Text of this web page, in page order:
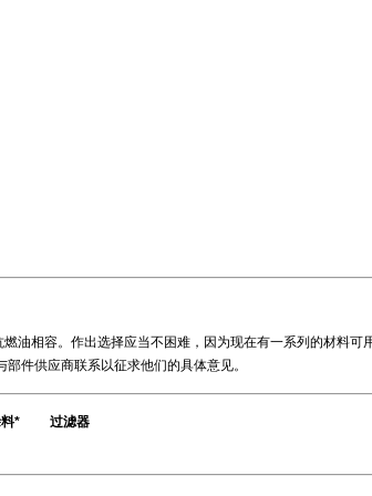
油相容。作出选择应当不困难，因为现在有一系列的材料可
件供应商联系以征求他们的具体意见。
* 过滤器